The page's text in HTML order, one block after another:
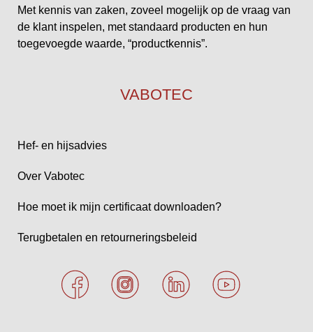
Met kennis van zaken, zoveel mogelijk op de vraag van
de klant inspelen, met standaard producten en hun
toegevoegde waarde, “productkennis”.
VABOTEC
Hef- en hijsadvies
Over Vabotec
Hoe moet ik mijn certificaat downloaden?
Terugbetalen en retourneringsbeleid